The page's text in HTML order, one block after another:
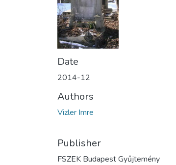
Date
2014-12
Authors
Vizler Imre
Publisher
FSZEK Budapest Gyűjtemény